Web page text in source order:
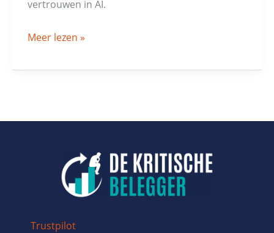
vertrouwen in AI.
Meer lezen »
Trustpilot